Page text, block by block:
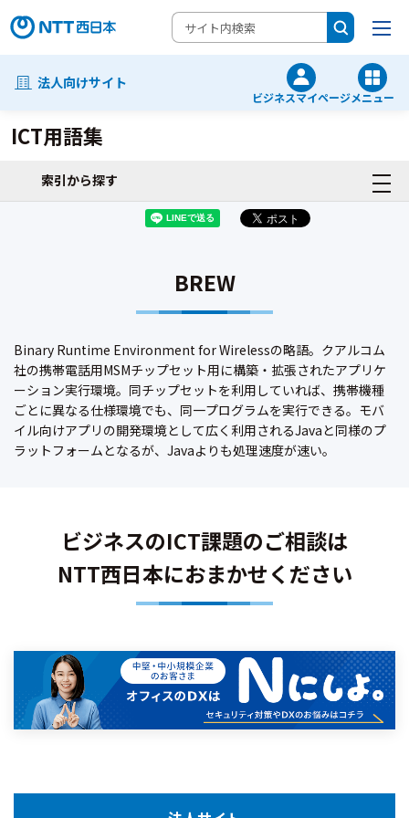
法人向けサイト
ビジネスマイページメニュー
ICT用語集
索引から探す
BREW
Binary Runtime Environment for Wirelessの略語。クアルコム
社の携帯電話用MSMチップセット用に構築・拡張されたアプリケ
ーション実行環境。同チップセットを利用していれば、携帯機種
ごとに異なる仕様環境でも、同一プログラムを実行できる。モバ
イル向けアプリの開発環境として広く利用されるJavaと同様のプ
ラットフォームとなるが、Javaよりも処理速度が速い。
ビジネスのICT課題のご相談は
NTT西日本におまかせください